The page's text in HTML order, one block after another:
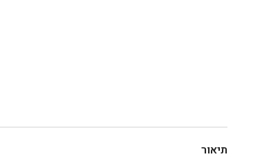
תיאור